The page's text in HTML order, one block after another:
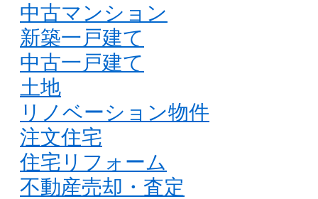
中古マンション
新築一戸建て
中古一戸建て
土地
リノベーション物件
注文住宅
住宅リフォーム
不動産売却・査定